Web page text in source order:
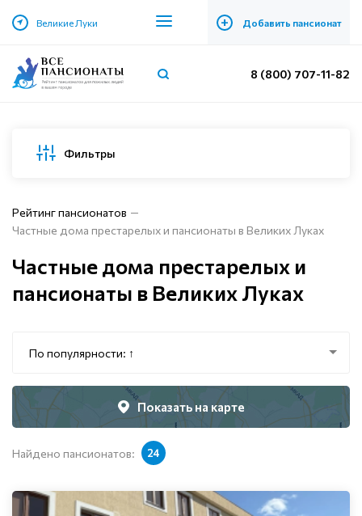
Великие Луки + Добавить пансионат
8 (800) 707-11-82
Фильтры
Рейтинг пансионатов
Частные дома престарелых и пансионаты в Великих Луках
Частные дома престарелых и
пансионаты в Великих Луках
По популярности: ↑
Показать на карте
Найдено пансионатов: 24